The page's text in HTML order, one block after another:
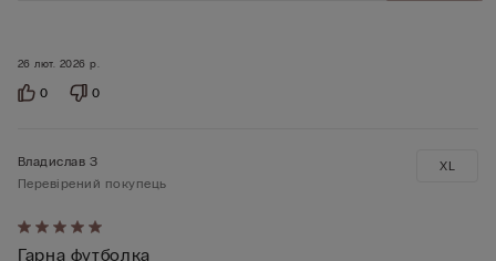
26 лют. 2026 р.
0 0
Оцінено
Владислав З
Перевірений покупець
Гарна футболка
XL